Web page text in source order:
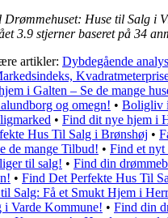
Huse til Salg i
3.9 stjerner baseret på 34
artikler: Dybdegående
i Galten – Se de mange
og omegn! • Boligliv
• Find dit nye hjem i
Hus Til Salg i Brønshøj •
de mange Tilbud! • Find et nyt
til salg! • Find din
• Find Det Perfekte Hus Til
Salg: Få et Smukt Hjem i
i Varde Kommune! • Find din